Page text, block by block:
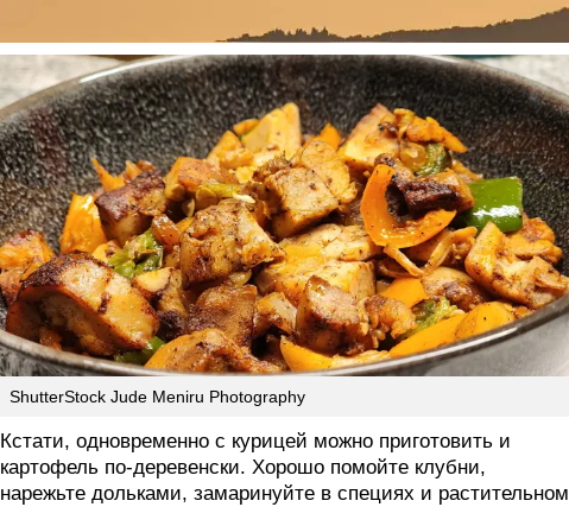
ShutterStock Jude Meniru Photography
Кстати, одновременно с курицей можно приготовить и
картофель по-деревенски. Хорошо помойте клубни,
нарежьте дольками, замаринуйте в специях и растительном